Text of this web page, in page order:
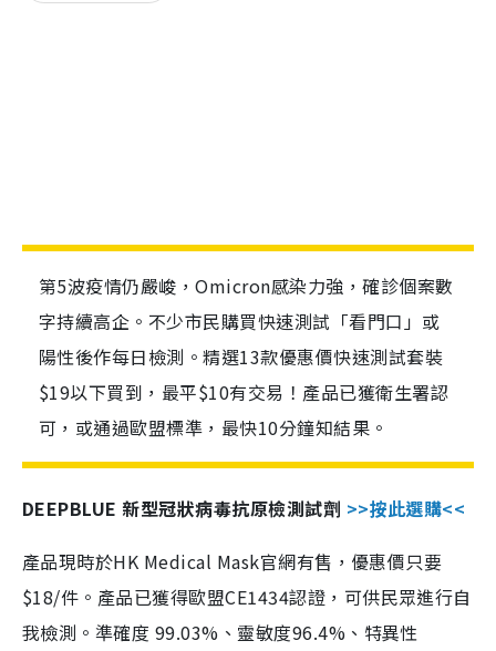
第5波疫情仍嚴峻，Omicron感染力強，確診個案數
字持續高企。不少市民購買快速測試「看門口」或
陽性後作每日檢測。精選13款優惠價快速測試套裝
$19以下買到，最平$10有交易！產品已獲衛生署認
可，或通過歐盟標準，最快10分鐘知結果。
DEEPBLUE 新型冠狀病毒抗原檢測試劑 >>按此選購<<
產品現時於HK Medical Mask官網有售，優惠價只要
$18/件。產品已獲得歐盟CE1434認證，可供民眾進行自
我檢測。準確度 99.03%、靈敏度96.4%、特異性